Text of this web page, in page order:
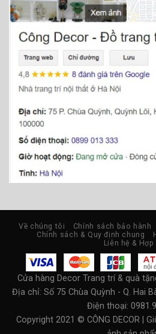
Về chúng tôi Chính sách bảo hành
Chính sách & Quy định chung
Liên hệ &
Cửa hàng Decor Trang trí & quà
Địa chỉ: Số 75 Chùa Quỳnh - Q. Hai
Điện thoại:
Copyright 2021 © CÔNG DECOR |